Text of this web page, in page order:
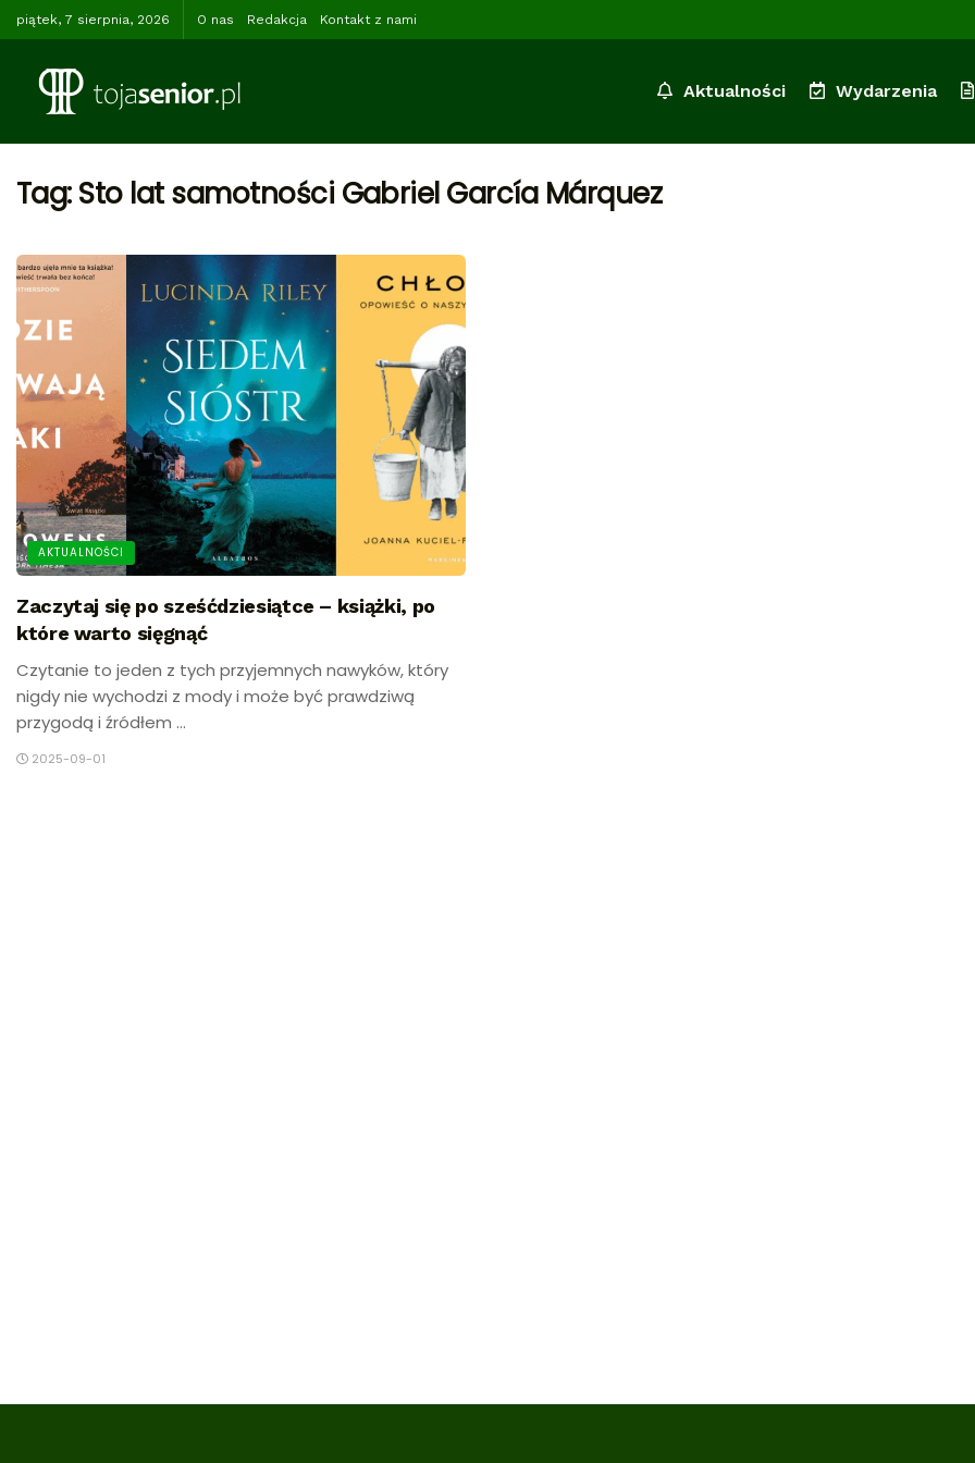
piątek, 7 sierpnia, 2026 O nas Redakcja Kontakt z nami
Aktualności Wydarzenia
Tag:Sto lat samotności Gabriel García Márquez
AKTUALNOŚCI
Zaczytaj się po sześćdziesiątce – książki, po
które warto sięgnąć
Czytanie to jeden z tych przyjemnych nawyków, który
nigdy nie wychodzi z mody i może być prawdziwą
przygodą i źródłem ...
2025-09-01